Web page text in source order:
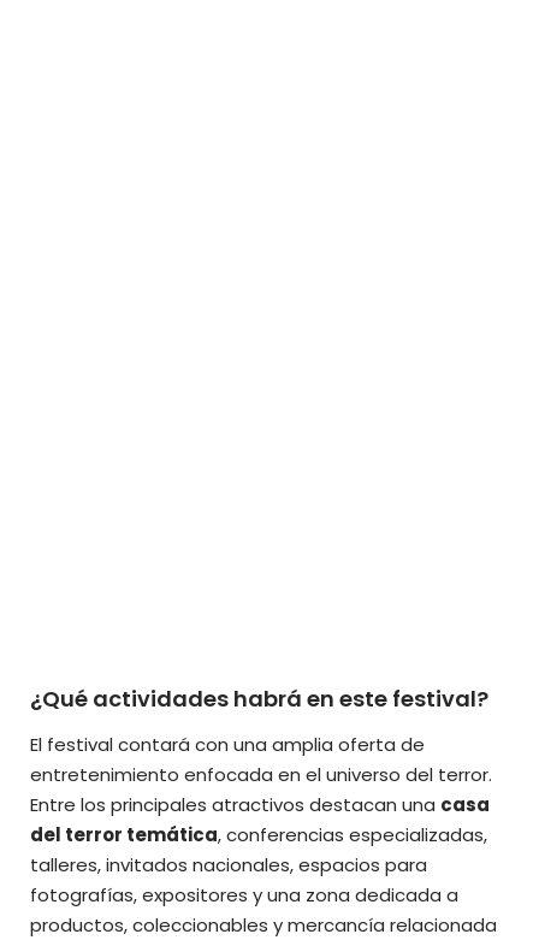
¿Qué actividades habrá en este festival?
El festival contará con una amplia oferta de
entretenimiento enfocada en el universo del terror.
Entre los principales atractivos destacan una casa
del terror temática, conferencias especializadas,
talleres, invitados nacionales, espacios para
fotografías, expositores y una zona dedicada a
productos, coleccionables y mercancía relacionada